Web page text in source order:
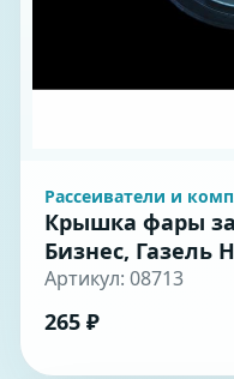
Рассеиватели и
Крышка фары
Бизнес, Газель
Артикул: 08713
265 ₽